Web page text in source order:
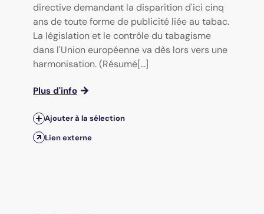
directive demandant la disparition d'ici cinq
ans de toute forme de publicité liée au tabac.
La législation et le contrôle du tabagisme
dans l'Union européenne va dès lors vers une
harmonisation. (Résumé[...]
Plus d'info
Ajouter à la sélection
Lien externe